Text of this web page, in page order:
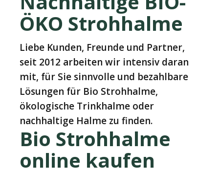
ÖKO Strohhalme
Liebe Kunden, Freunde und Partner,
seit 2012 arbeiten wir intensiv daran
mit, für Sie sinnvolle und bezahlbare
Lösungen für Bio Strohhalme,
ökologische Trinkhalme oder
nachhaltige Halme zu finden.
Bio Strohhalme
online kaufen